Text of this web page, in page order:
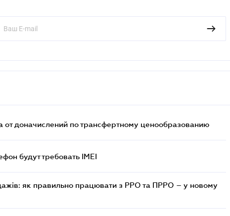
от доначислений по трансфертному ценообразованию
будут требовать IMEI
як правильно працювати з РРО та ПРРО – у новому